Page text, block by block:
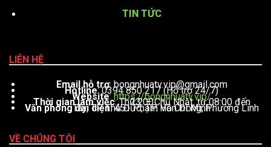
TIN TỨC
LIÊN HỆ
Email hỗ trợ:bongnhuatv.vip@gmail.com
Hotline: 0394 850 217 (Hỗ trợ 24/7)
Website:https://bongnhuatv.vip/
Thời gian làm việc : Thứ 2 – Chủ Nhật, từ 08:00 đến 23:00
Văn phòng đại diện: 451 Phạm Văn Đồng, Phường Linh Tây, TP. Thủ Đức, TP. Hồ Chí Minh
VỀ CHÚNG TÔI